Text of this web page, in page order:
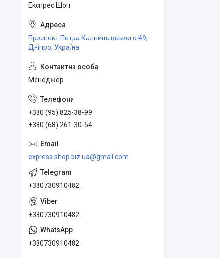
Експрес Шоп
Проспект Петра Калнишевського 49,
Дніпро, Україна
Менеджер
+380 (95) 825-38-99
+380 (68) 261-30-54
express.shop.biz.ua@gmail.com
+380730910482
+380730910482
+380730910482